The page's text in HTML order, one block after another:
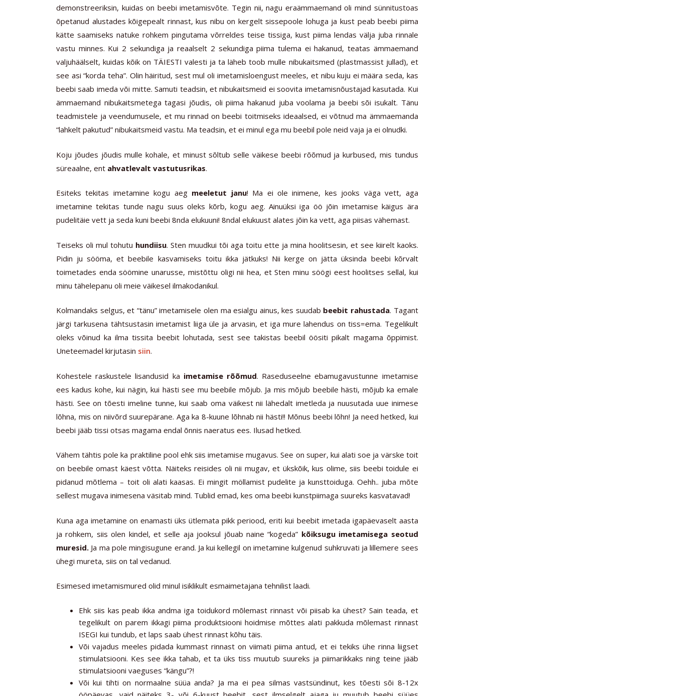
demonstreeriksin, kuidas on beebi imetamisvõte. Tegin nii, nagu eraämmaemand oli mind sünnitustoas
õpetanud alustades kõigepealt rinnast, kus nibu on kergelt sissepoole lohuga ja kust peab beebi piima
kätte saamiseks natuke rohkem pingutama võrreldes teise tissiga, kust piima lendas välja juba rinnale
vastu minnes. Kui 2 sekundiga ja reaalselt 2 sekundiga piima tulema ei hakanud, teatas ämmaemand
valjuhäälselt, kuidas kõik on TÄIESTI valesti ja ta läheb toob mulle nibukaitsmed (plastmassist jullad), et
see asi “korda teha”. Olin häiritud, sest mul oli imetamisloengust meeles, et nibu kuju ei määra seda, kas
beebi saab imeda või mitte. Samuti teadsin, et nibukaitsmeid ei soovita imetamisnõustajad kasutada. Kui
ämmaemand nibukaitsmetega tagasi jõudis, oli piima hakanud juba voolama ja beebi sõi isukalt. Tänu
teadmistele ja veendumusele, et mu rinnad on beebi toitmiseks ideaalsed, ei võtnud ma ämmaemanda
“lahkelt pakutud” nibukaitsmeid vastu. Ma teadsin, et ei minul ega mu beebil pole neid vaja ja ei olnudki.
Koju jõudes jõudis mulle kohale, et minust sõltub selle väikese beebi rõõmud ja kurbused, mis tundus
süreaalne, ent ahvatlevalt vastutusrikas.
Esiteks tekitas imetamine kogu aeg meeletut janu! Ma ei ole inimene, kes jooks väga vett, aga
imetamine tekitas tunde nagu suus oleks kõrb, kogu aeg. Ainuüksi iga öö jõin imetamise käigus ära
pudelitäie vett ja seda kuni beebi 8nda elukuuni! 8ndal elukuust alates jõin ka vett, aga piisas vähemast.
Teiseks oli mul tohutu hundiisu. Sten muudkui tõi aga toitu ette ja mina hoolitsesin, et see kiirelt kaoks.
Pidin ju sööma, et beebile kasvamiseks toitu ikka jätkuks! Nii kerge on jätta üksinda beebi kõrvalt
toimetades enda söömine unarusse, mistõttu oligi nii hea, et Sten minu söögi eest hoolitses sellal, kui
minu tähelepanu oli meie väikesel ilmakodanikul.
Kolmandaks selgus, et “tänu” imetamisele olen ma esialgu ainus, kes suudab beebit rahustada. Tagant
järgi tarkusena tähtsustasin imetamist liiga üle ja arvasin, et iga mure lahendus on tiss=ema. Tegelikult
oleks võinud ka ilma tissita beebit lohutada, sest see takistas beebil öösiti pikalt magama õppimist.
Uneteemadel kirjutasin siin.
Kohestele raskustele lisandusid ka imetamise rõõmud. Raseduseelne ebamugavustunne imetamise
ees kadus kohe, kui nägin, kui hästi see mu beebile mõjub. Ja mis mõjub beebile hästi, mõjub ka emale
hästi. See on tõesti imeline tunne, kui saab oma väikest nii lähedalt imetleda ja nuusutada uue inimese
lõhna, mis on niivõrd suurepärane. Aga ka 8-kuune lõhnab nii hästi!! Mõnus beebi lõhn! Ja need hetked, kui
beebi jääb tissi otsas magama endal õnnis naeratus ees. Ilusad hetked.
Vähem tähtis pole ka praktiline pool ehk siis imetamise mugavus. See on super, kui alati soe ja värske toit
on beebile omast käest võtta. Näiteks reisides oli nii mugav, et ükskõik, kus olime, siis beebi toidule ei
pidanud mõtlema – toit oli alati kaasas. Ei mingit möllamist pudelite ja kunsttoiduga. Oehh.. juba mõte
sellest mugava inimesena väsitab mind. Tublid emad, kes oma beebi kunstpiimaga suureks kasvatavad!
Kuna aga imetamine on enamasti üks ütlemata pikk periood, eriti kui beebit imetada igapäevaselt aasta
ja rohkem, siis olen kindel, et selle aja jooksul jõuab naine “kogeda” kõiksugu imetamisega seotud
muresid. Ja ma pole mingisugune erand. Ja kui kellegil on imetamine kulgenud suhkruvati ja lillemere sees
ühegi mureta, siis on tal vedanud.
Esimesed imetamismured olid minul isiklikult esmaimetajana tehnilist laadi.
Ehk siis kas peab ikka andma iga toidukord mõlemast rinnast või piisab ka ühest? Sain teada, et
tegelikult on parem ikkagi piima produktsiooni hoidmise mõttes alati pakkuda mõlemast rinnast
ISEGI kui tundub, et laps saab ühest rinnast kõhu täis.
Või vajadus meeles pidada kummast rinnast on viimati piima antud, et ei tekiks ühe rinna liigset
stimulatsiooni. Kes see ikka tahab, et ta üks tiss muutub suureks ja piimarikkaks ning teine jääb
stimulatsiooni vaeguses “kängu”?!
Või kui tihti on normaalne süüa anda? Ja ma ei pea silmas vastsündinut, kes tõesti sõi 8-12x